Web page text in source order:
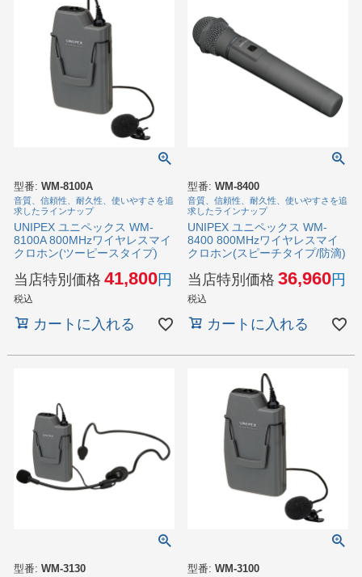
型番: WM-8100A
音質、信頼性、耐久性、使いやすさを追
求したラインナップ
UNIPEX ユニペックス WM-
8100A 800MHzワイヤレスマイ
クロホン(ツーピースタイプ)
当店特別価格 41,800
税込
カートに入れる
型番: WM-8400
音質、信頼性、耐久性、使いやすさを追
求したラインナップ
UNIPEX ユニペックス WM-
8400 800MHzワイヤレスマイ
クロホン(スピーチタイプ/防滴)
当店特別価格 36,960
税込
カートに入れる
型番: WM-3130 型番: WM-3100